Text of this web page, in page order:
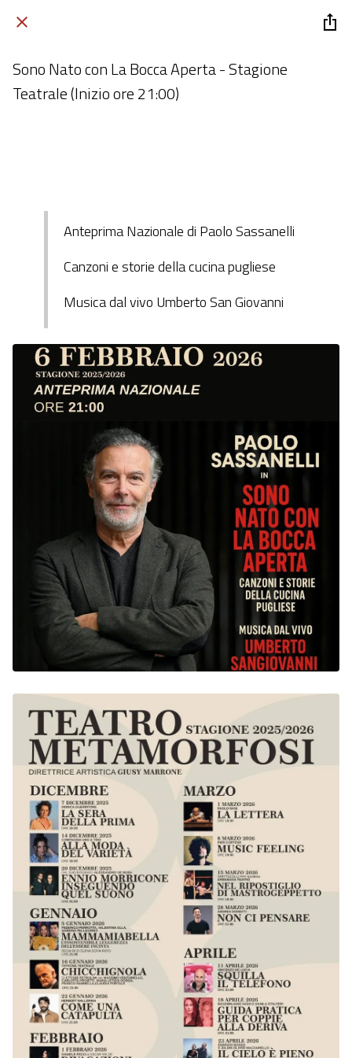
Sono Nato con La Bocca Aperta - Stagione
Teatrale (Inizio ore 21:00)
Anteprima Nazionale di Paolo Sassanelli
Canzoni e storie della cucina pugliese
Musica dal vivo Umberto San Giovanni